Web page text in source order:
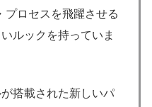
プロセスを飛躍させる
ルックを持っていま
搭載された新しいパ